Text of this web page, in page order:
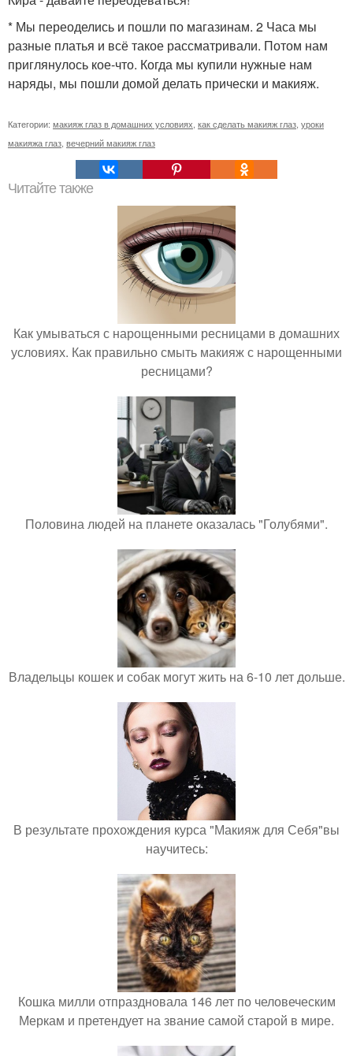
* Мы переоделись и пошли по магазинам. 2 Часа мы
разные платья и всё такое рассматривали. Потом нам
приглянулось кое-что. Когда мы купили нужные нам
наряды, мы пошли домой делать прически и макияж.
Категории: макияж глаз в домашних условиях как сделать макияж глаз уроки
макияжа глаз вечерний макияж глаз
Читайте также
Как умываться с нарощенными ресницами в домашних
условиях. Как правильно смыть макияж с нарощенными
ресницами?
Половина людей на планете оказалась "Голубями".
Владельцы кошек и собак могут жить на 6-10 лет дольше.
В результате прохождения курса "Макияж для Себя"вы
научитесь:
Кошка милли отпраздновала 146 лет по человеческим
Меркам и претендует на звание самой старой в мире.